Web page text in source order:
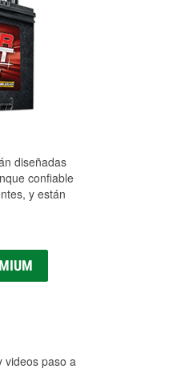
diseñadas
confiable
y están
videos paso a